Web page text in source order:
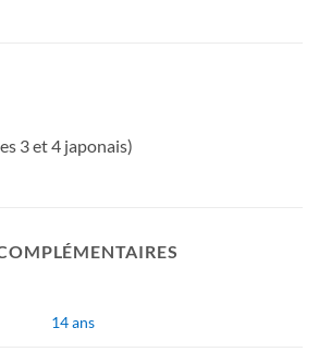
3 et 4 japonais)
14 ans